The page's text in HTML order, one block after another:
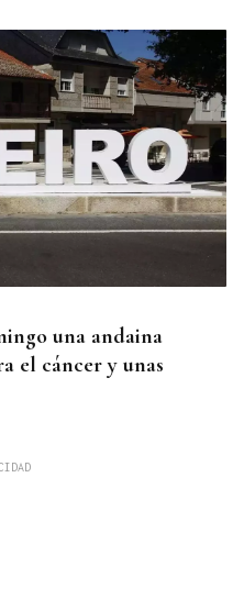
una andaina
el cáncer y unas